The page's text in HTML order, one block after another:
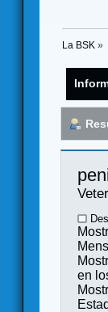
La BSK »
en